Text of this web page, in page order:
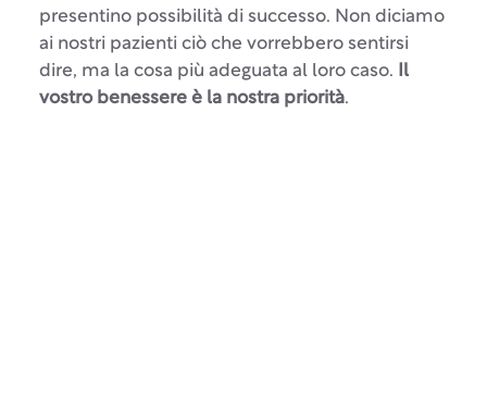
presentino possibilità di successo. Non diciamo
ai nostri pazienti ciò che vorrebbero sentirsi
dire, ma la cosa più adeguata al loro caso.
Il
vostro benessere è la nostra priorità.